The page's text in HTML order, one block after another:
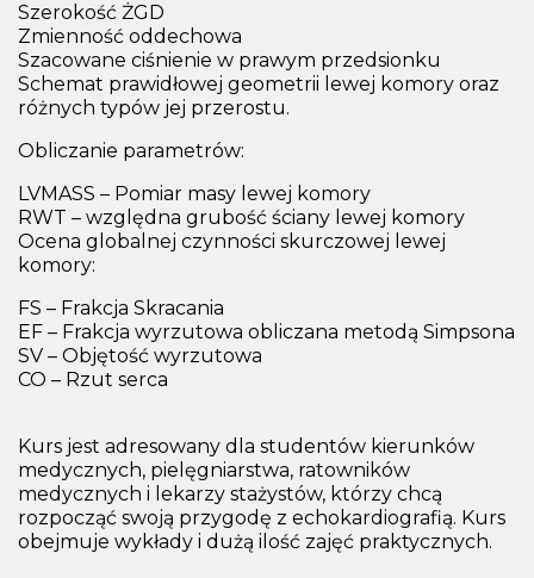
Szerokość ŻGD
Zmienność oddechowa
Szacowane ciśnienie w prawym przedsionku
Schemat prawidłowej geometrii lewej komory oraz
różnych typów jej przerostu.
Obliczanie parametrów:
LVMASS – Pomiar masy lewej komory
RWT – względna grubość ściany lewej komory
Ocena globalnej czynności skurczowej lewej
komory:
FS – Frakcja Skracania
EF – Frakcja wyrzutowa obliczana metodą Simpsona
SV – Objętość wyrzutowa
CO – Rzut serca
Kurs jest adresowany dla studentów kierunków
medycznych, pielęgniarstwa, ratowników
medycznych i lekarzy stażystów, którzy chcą
rozpocząć swoją przygodę z echokardiografią. Kurs
obejmuje wykłady i dużą ilość zajęć praktycznych.